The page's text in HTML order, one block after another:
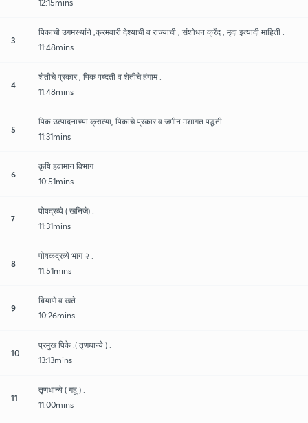
12:15mins
3
पिकाची उगमस्थांने ,क्रमवारी देश्याची व राज्याची , संशोधन क्रेंद , मृदा इत्यादी माहिती .
11:48mins
4
शेतीचे प्रकार , पिक पध्दती व शेतीचे हंगाम .
11:48mins
5
पिक उत्पादनाच्या क्रात्या, पिकाचे प्रकार व जमीन मशागत पद्धती .
11:31mins
6
कृषि हवामान विभाग .
10:51mins
7
पोषद्रव्ये ( खनिजे) .
11:31mins
8
पोषकद्रव्ये भाग २ .
11:51mins
9
बियाणे व खते .
10:26mins
10
प्रमुख पिके .( तृणधान्ये ) .
13:13mins
11
तृणधान्ये ( गहू ) .
11:00mins